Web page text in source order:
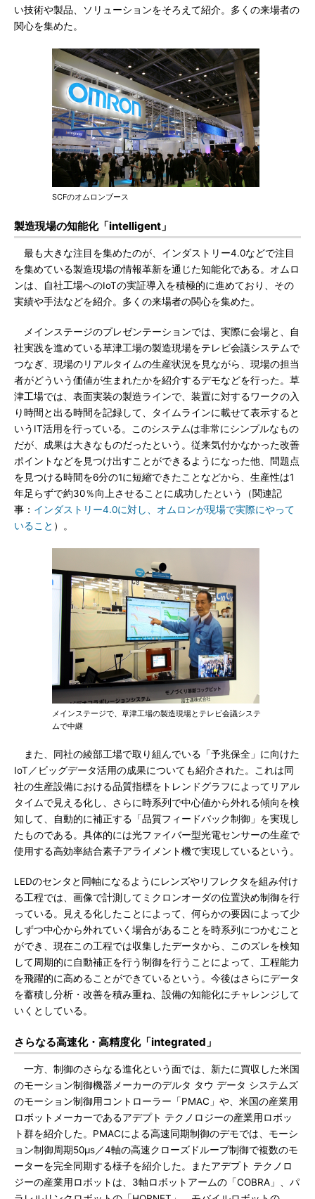
い技術や製品、ソリューションをそろえて紹介。多くの来場者の
関心を集めた。
SCFのオムロンブース
製造現場の知能化「intelligent」
最も大きな注目を集めたのが、インダストリー4.0などで注目
を集めている製造現場の情報革新を通じた知能化である。オムロ
ンは、自社工場へのIoTの実証導入を積極的に進めており、その
実績や手法などを紹介。多くの来場者の関心を集めた。
メインステージのプレゼンテーションでは、実際に会場と、自
社実践を進めている草津工場の製造現場をテレビ会議システムで
つなぎ、現場のリアルタイムの生産状況を見ながら、現場の担当
者がどういう価値が生まれたかを紹介するデモなどを行った。草
津工場では、表面実装の製造ラインで、装置に対するワークの入
り時間と出る時間を記録して、タイムラインに載せて表示すると
いうIT活用を行っている。このシステムは非常にシンプルなもの
だが、成果は大きなものだったという。従来気付かなかった改善
ポイントなどを見つけ出すことができるようになった他、問題点
を見つける時間を6分の1に短縮できたことなどから、生産性は1
年足らずで約30％向上させることに成功したという（関連記
事： インダストリー4.0に対し、オムロンが現場で実際にやって
いること ）。
メインステージで、草津工場の製造現場とテレビ会議システ
ムで中継
また、同社の綾部工場で取り組んでいる「予兆保全」に向けた
IoT／ビッグデータ活用の成果についても紹介された。これは同
社の生産設備における品質指標をトレンドグラフによってリアル
タイムで見える化し、さらに時系列で中心値から外れる傾向を検
知して、自動的に補正する「品質フィードバック制御」を実現し
たものである。具体的には光ファイバー型光電センサーの生産で
使用する高効率結合素子アライメント機で実現しているという。
LEDのセンタと同軸になるようにレンズやリフレクタを組み付け
る工程では、画像で計測してミクロンオーダの位置決め制御を行
っている。見える化したことによって、何らかの要因によって少
しずつ中心から外れていく場合があることを時系列につかむこと
ができ、現在この工程では収集したデータから、このズレを検知
して周期的に自動補正を行う制御を行うことによって、工程能力
を飛躍的に高めることができているという。今後はさらにデータ
を蓄積し分析・改善を積み重ね、設備の知能化にチャレンジして
いくとしている。
さらなる高速化・高精度化「integrated」
一方、制御のさらなる進化という面では、新たに買収した米国
のモーション制御機器メーカーのデルタ タウ データ システムズ
のモーション制御用コントローラー「PMAC」や、米国の産業用
ロボットメーカーであるアデプト テクノロジーの産業用ロボッ
ト群を紹介した。PMACによる高速同期制御のデモでは、モーシ
ョン制御周期50μs／4軸の高速クローズドループ制御で複数のモ
ーターを完全同期する様子を紹介した。またアデプト テクノロ
ジーの産業用ロボットは、3軸ロボットアームの「COBRA」、パ